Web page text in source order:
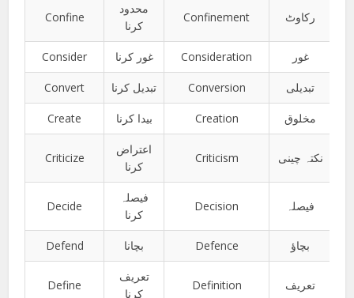
Confine
محدود
کرنا
Confinement رکاوٹ
Consider غور کرنا Consideration غور
Convert تبدیل کرنا Conversion تبدیلی
Create بیدا کرنا Creation مخلوق
Criticize
اعتراض
کرنا
Criticism نکتہ چینی
Decide
فیصلہ
کرنا
Decision فیصلہ
Defend بچانا Defence بچاؤ
Define
تعریف
کرنا
Definition تعریف